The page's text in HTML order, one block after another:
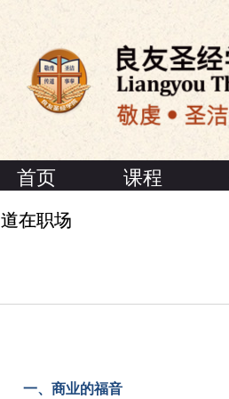
首页 课程
道在职场
一、商业的福音